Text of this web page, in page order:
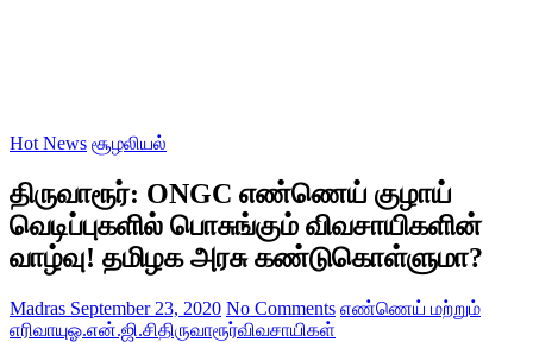
Hot News சூழலியல்
திருவாரூர்: ONGC எண்ணெய் குழாய்
வெடிப்புகளில் பொசுங்கும் விவசாயிகளின்
வாழ்வு! தமிழக அரசு கண்டுகொள்ளுமா?
Madras September 23, 2020 No Comments எண்ணெய் மற்றும்
எரிவாயுஓ.என்.ஜி.சிதிருவாரூர்விவசாயிகள்